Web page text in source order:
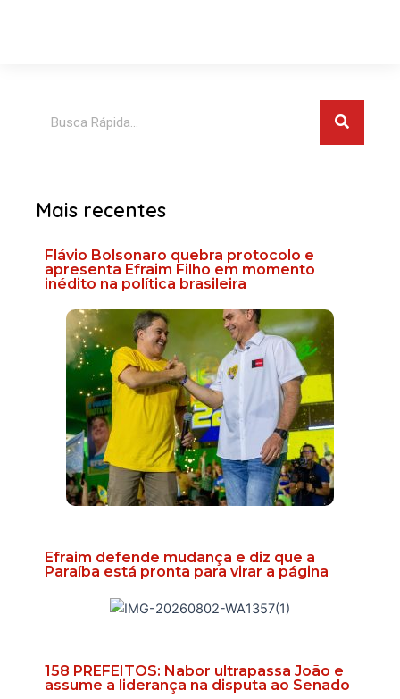
Mais recentes
Flávio Bolsonaro quebra protocolo e
apresenta Efraim Filho em momento
inédito na política brasileira
Efraim defende mudança e diz que a
Paraíba está pronta para virar a página
158 PREFEITOS: Nabor ultrapassa João e
assume a liderança na disputa ao Senado